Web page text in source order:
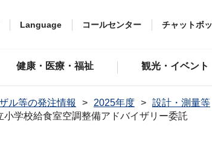
Language コールセンター チャットボ
健康・医療・福祉 観光・イベント
ル等の発注情報 2025年度 設計・測量等
学校給食室空調整備アドバイザリー委託